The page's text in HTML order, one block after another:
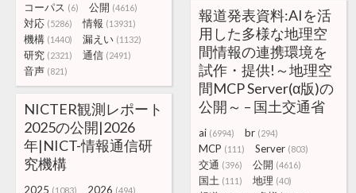
コーパス (6) 公開 (4616)
対応 (5286) 情報 (13931)
機構 (1440) 漏えい (1132)
研究 (2321) 通信 (2491)
音声 (821)
報道発表資料:AIを活
用した多様な地理空
間情報の連携環境を
試作・提供!～地理空
間MCP Server(α版)の
公開～ – 国土交通省
ai (6994) br (294)
MCP (111) Server (803)
交通 (396) 公開 (4616)
国土 (111) 地理 (40)
NICTER観測レポート
2025の公開|2026
年|NICT-情報通信研
究機構
2025 (1083) 2026 (494)